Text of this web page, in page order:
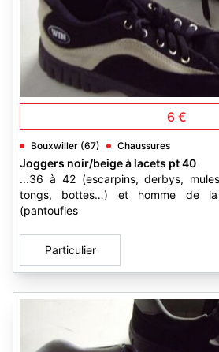
6 €
Bouxwiller (67) Chaussures
Joggers noir/beige à lacets pt 40
...36 à 42 (escarpins, derbys,
tongs, bottes…) et homme de
(pantoufles
Particulier